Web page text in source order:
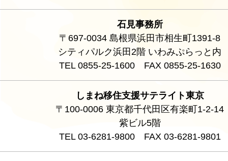
石見事務所
〒697-0034 島根県浜田市相生町1391-8
シティパルク浜田2階 いわみぷらっと内
TEL 0855-25-1600 FAX 0855-25-1630
しまね移住支援サテライト東京
〒100-0006 東京都千代田区有楽町1-2-14
紫ビル5階
TEL 03-6281-9800 FAX 03-6281-9801